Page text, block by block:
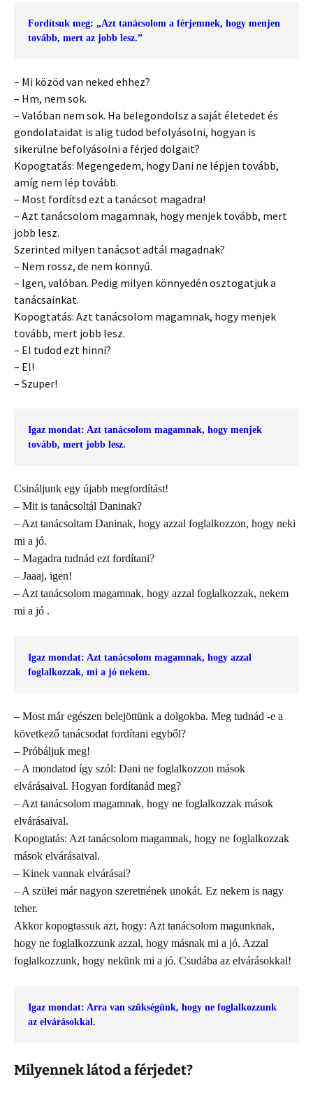
Fordítsuk meg: „Azt tanácsolom a férjemnek, hogy menjen
tovább, mert az jobb lesz.”
– Mi közöd van neked ehhez?
– Hm, nem sok.
– Valóban nem sok. Ha belegondolsz a saját életedet és
gondolataidat is alig tudod befolyásolni, hogyan is
sikerülne befolyásolni a férjed dolgait?
Kopogtatás: Megengedem, hogy Dani ne lépjen tovább,
amíg nem lép tovább.
– Most fordítsd ezt a tanácsot magadra!
– Azt tanácsolom magamnak, hogy menjek tovább, mert
jobb lesz.
Szerinted milyen tanácsot adtál magadnak?
– Nem rossz, de nem könnyű.
– Igen, valóban. Pedig milyen könnyedén osztogatjuk a
tanácsainkat.
Kopogtatás: Azt tanácsolom magamnak, hogy menjek
tovább, mert jobb lesz.
– El tudod ezt hinni?
– El!
– Szuper!
Igaz mondat: Azt tanácsolom magamnak, hogy menjek
tovább, mert jobb lesz.
Csináljunk egy újabb megfordítást!
– Mit is tanácsoltál Daninak?
– Azt tanácsoltam Daninak, hogy azzal foglalkozzon, hogy neki
mi a jó.
– Magadra tudnád ezt fordítani?
– Jaaaj, igen!
– Azt tanácsolom magamnak, hogy azzal foglalkozzak, nekem
mi a jó .
Igaz mondat: Azt tanácsolom magamnak, hogy azzal
foglalkozzak, mi a jó nekem.
– Most már egészen belejöttünk a dolgokba. Meg tudnád -e a
következő tanácsodat fordítani egyből?
– Próbáljuk meg!
– A mondatod így szól: Dani ne foglalkozzon mások
elvárásaival. Hogyan fordítanád meg?
– Azt tanácsolom magamnak, hogy ne foglalkozzak mások
elvárásaival.
Kopogtatás: Azt tanácsolom magamnak, hogy ne foglalkozzak
mások elvárásaival.
– Kinek vannak elvárásai?
– A szülei már nagyon szeretnének unokát. Ez nekem is nagy
teher.
Akkor kopogtassuk azt, hogy: Azt tanácsolom magunknak,
hogy ne foglalkozzunk azzal, hogy másnak mi a jó. Azzal
foglalkozzunk, hogy nekünk mi a jó. Csudába az elvárásokkal!
Igaz mondat: Arra van szükségünk, hogy ne foglalkozzunk
az elvárásokkal.
Milyennek látod a férjedet?